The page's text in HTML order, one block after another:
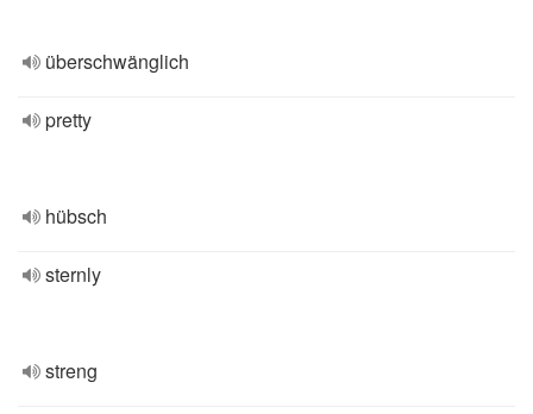
überschwänglich
pretty
hübsch
sternly
streng